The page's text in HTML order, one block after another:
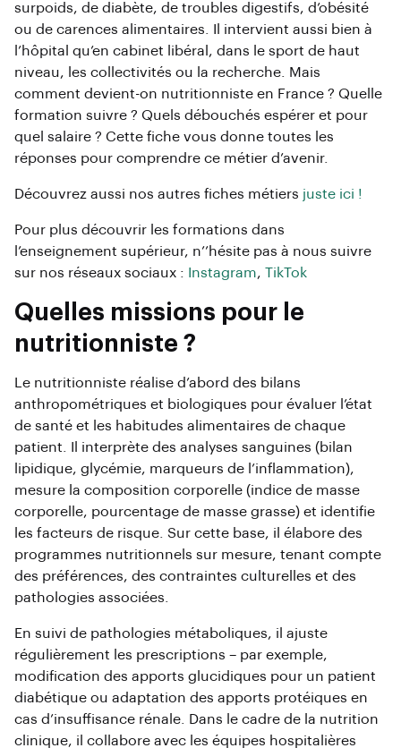
surpoids, de diabète, de troubles digestifs, d’obésité
ou de carences alimentaires. Il intervient aussi bien à
l’hôpital qu’en cabinet libéral, dans le sport de haut
niveau, les collectivités ou la recherche. Mais
comment devient-on nutritionniste en France ? Quelle
formation suivre ? Quels débouchés espérer et pour
quel salaire ? Cette fiche vous donne toutes les
réponses pour comprendre ce métier d’avenir.
Découvrez aussi nos autres fiches métiers juste ici !
Pour plus découvrir les formations dans
l’enseignement supérieur, n’’hésite pas à nous suivre
sur nos réseaux sociaux :
Instagram, TikTok
Quelles missions pour le
nutritionniste ?
Le nutritionniste réalise d’abord des bilans
anthropométriques et biologiques pour évaluer l’état
de santé et les habitudes alimentaires de chaque
patient. Il interprète des analyses sanguines (bilan
lipidique, glycémie, marqueurs de l’inflammation),
mesure la composition corporelle (indice de masse
corporelle, pourcentage de masse grasse) et identifie
les facteurs de risque. Sur cette base, il élabore des
programmes nutritionnels sur mesure, tenant compte
des préférences, des contraintes culturelles et des
pathologies associées.
En suivi de pathologies métaboliques, il ajuste
régulièrement les prescriptions – par exemple,
modification des apports glucidiques pour un patient
diabétique ou adaptation des apports protéiques en
cas d’insuffisance rénale. Dans le cadre de la nutrition
clinique, il collabore avec les équipes hospitalières